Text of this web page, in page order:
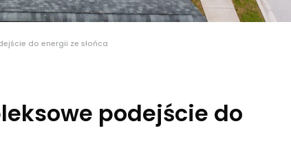
do energii ze słońca
podejście do